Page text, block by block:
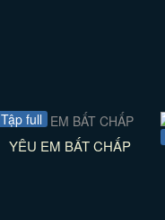
Tập full
YÊU EM BẤT CHẤP